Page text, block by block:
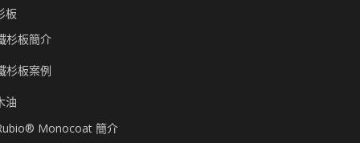
板
杉板簡介
杉板案例
油
Monocoat 簡介